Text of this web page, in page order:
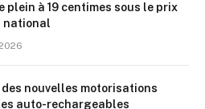
plein à 19 centimes sous le prix
national
nouvelles motorisations
auto-rechargeables